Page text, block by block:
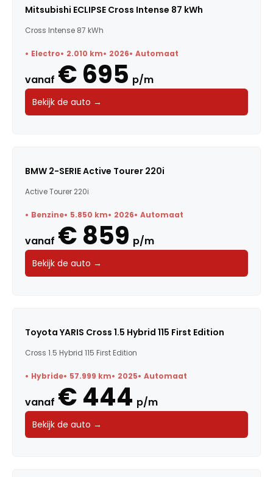
Mitsubishi ECLIPSE Cross Intense 87 kWh
Cross Intense 87 kWh
Electro 2.010 km 2026 Automaat
vanaf € 695 p/m
Bekijk de auto →
BMW 2-SERIE Active Tourer 220i
Active Tourer 220i
Benzine 5.850 km 2026 Automaat
vanaf € 859 p/m
Bekijk de auto →
Toyota YARIS Cross 1.5 Hybrid 115 First Edition
Cross 1.5 Hybrid 115 First Edition
Hybride 57.999 km 2025 Automaat
vanaf € 444 p/m
Bekijk de auto →